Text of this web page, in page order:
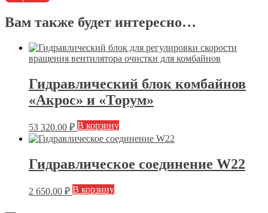
Вам также будет интересно…
Гидравлический блок комбайнов
«Акрос» и «Торум»
53 320.00 ₽ В корзину
Гидравлическое соединение W22
2 650.00 ₽ В корзину